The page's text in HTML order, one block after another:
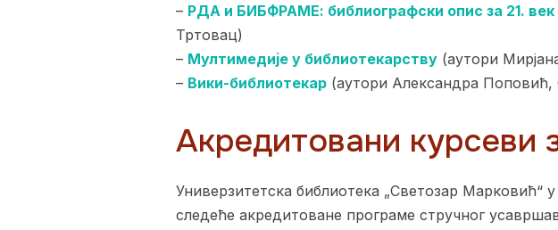
– РДА и БИБФРАМЕ: библиографски опис за 21. век
Тртовац)
– Мултимедије у библиотекарству (аутори
– Вики-библиотекар (аутори Александра
Акредитовани курсеви
Универзитетска библиотека „Светозар Марковић“ у
следеће акредитоване програме стручног